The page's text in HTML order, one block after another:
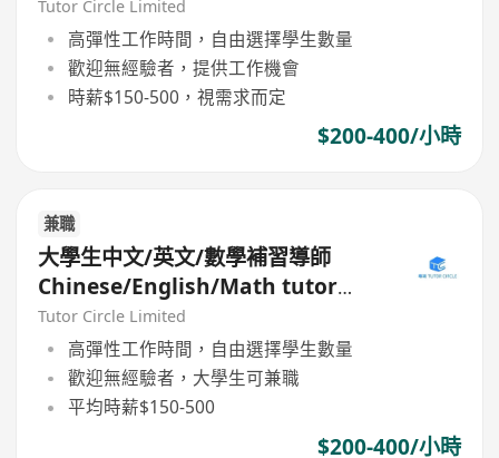
Tutor Circle Limited
高彈性工作時間，自由選擇學生數量
歡迎無經驗者，提供工作機會
時薪$150-500，視需求而定
$200-400/小時
兼職
大學生中文/英文/數學補習導師
Chinese/English/Math tutor
(Part Time/Freelancer)
Tutor Circle Limited
高彈性工作時間，自由選擇學生數量
歡迎無經驗者，大學生可兼職
平均時薪$150-500
$200-400/小時